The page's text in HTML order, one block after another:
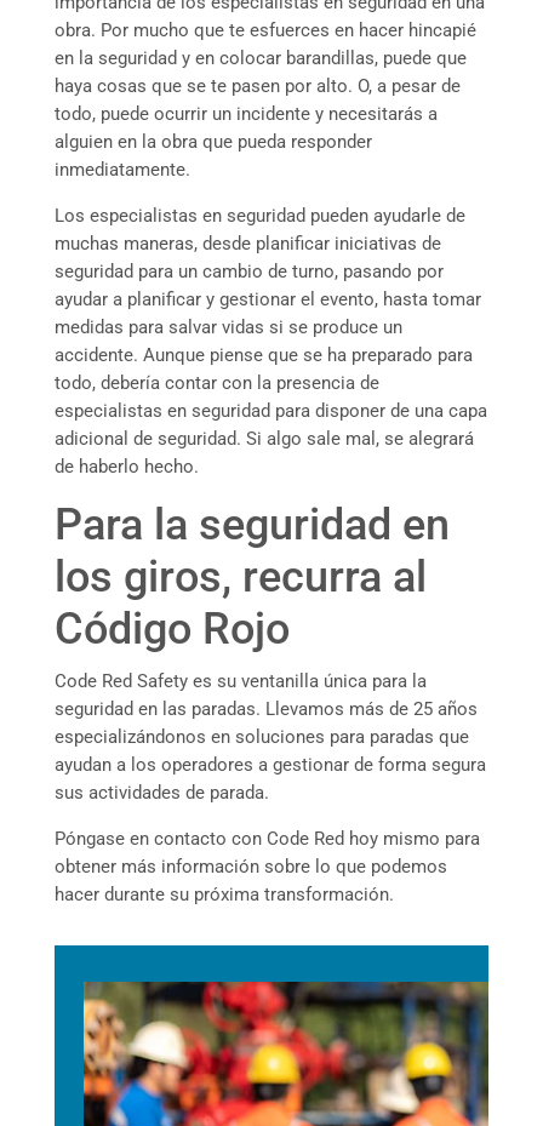
obra. Por mucho que te esfuerces en hacer hincapié
en la seguridad y en colocar barandillas, puede que
haya cosas que se te pasen por alto. O, a pesar de
todo, puede ocurrir un incidente y necesitarás a
alguien en la obra que pueda responder
inmediatamente.
Los especialistas en seguridad pueden ayudarle de
muchas maneras, desde planificar iniciativas de
seguridad para un cambio de turno, pasando por
ayudar a planificar y gestionar el evento, hasta tomar
medidas para salvar vidas si se produce un
accidente. Aunque piense que se ha preparado para
todo, debería contar con la presencia de
especialistas en seguridad para disponer de una capa
adicional de seguridad. Si algo sale mal, se alegrará
de haberlo hecho.
Para la seguridad en
los giros, recurra al
Código Rojo
Code Red Safety es su ventanilla única para la
seguridad en las paradas. Llevamos más de 25 años
especializándonos en soluciones para paradas que
ayudan a los operadores a gestionar de forma segura
sus actividades de parada.
Póngase en contacto con Code Red hoy mismo para
obtener más información sobre lo que podemos
hacer durante su próxima transformación.